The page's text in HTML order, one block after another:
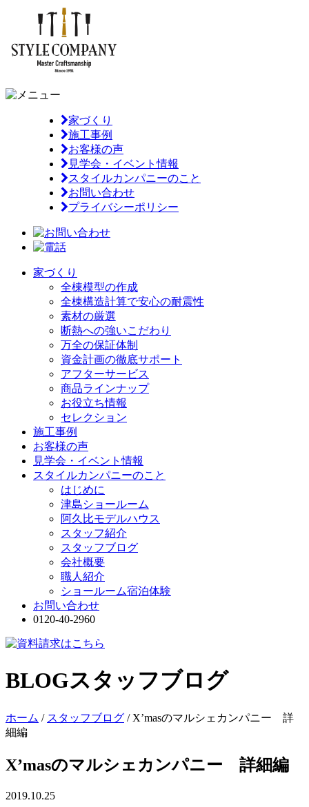
家づくり
施工事例
お客様の声
見学会・イベント情報
スタイルカンパニーのこと
お問い合わせ
プライバシーポリシー
家づくり
全棟模型の作成
全棟構造計算で安心の耐震性
素材の厳選
断熱への強いこだわり
万全の保証体制
資金計画の徹底サポート
アフターサービス
商品ラインナップ
お役立ち情報
セレクション
施工事例
お客様の声
見学会・イベント情報
スタイルカンパニーのこと
はじめに
津島ショールーム
阿久比モデルハウス
スタッフ紹介
スタッフブログ
会社概要
職人紹介
ショールーム宿泊体験
お問い合わせ
0120-40-2960
BLOGスタッフブログ
ホーム / スタッフブログ / X’masのマルシェカンパニー 詳
細編
X’masのマルシェカンパニー 詳細編
2019.10.25